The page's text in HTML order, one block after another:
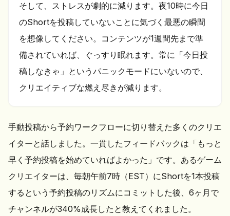
そして、ストレスが劇的に減ります。夜10時に今日
のShortを投稿していないことに気づく最悪の瞬間
を想像してください。コンテンツが1週間先まで準
備されていれば、ぐっすり眠れます。常に「今日投
稿しなきゃ」というパニックモードにいないので、
クリエイティブな燃え尽きが減ります。
手動投稿から予約ワークフローに切り替えた多くのクリエ
イターと話しました。一貫したフィードバックは「もっと
早く予約投稿を始めていればよかった」です。あるゲーム
クリエイターは、毎朝午前7時（EST）にShortを1本投稿
するという予約投稿のリズムにコミットした後、6ヶ月で
チャンネルが340%成長したと教えてくれました。